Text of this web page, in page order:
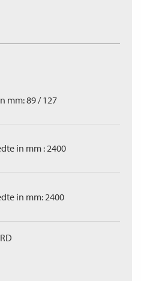
mm: 89 / 127
in mm : 2400
in mm: 2400